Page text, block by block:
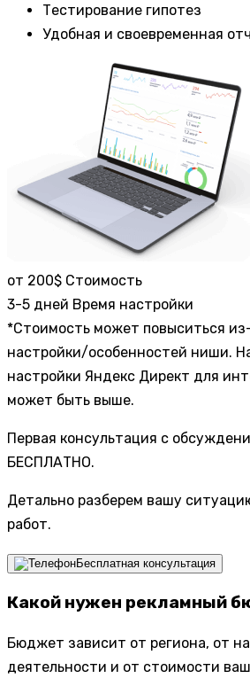
Тестирование гипотез
Удобная и своевременная
от 200$ Стоимость
3-5 дней Время настройки
*Стоимость может повыситься
настройки/особенностей ниши.
настройки Яндекс Директ для
может быть выше.
Первая консультация с
БЕСПЛАТНО.
Детально разберем вашу
работ.
Бесплатная консультация
Какой нужен рекламный
Бюджет зависит от региона, от
деятельности и от стоимости